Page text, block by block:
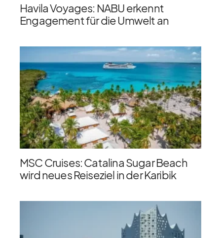
Havila Voyages: NABU erkennt
Engagement für die Umwelt an
MSC Cruises: Catalina Sugar Beach
wird neues Reiseziel in der Karibik